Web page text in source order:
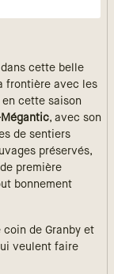
cette belle
frontière avec les
cette saison
, avec son
de sentiers
préservés,
première
bonnement
coin de Granby et
veulent faire